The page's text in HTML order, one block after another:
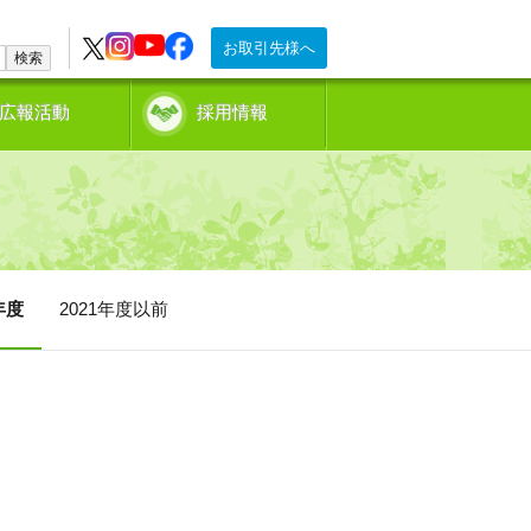
お取引先様へ
検索
広報活動 採用情報
度 2021年度以前